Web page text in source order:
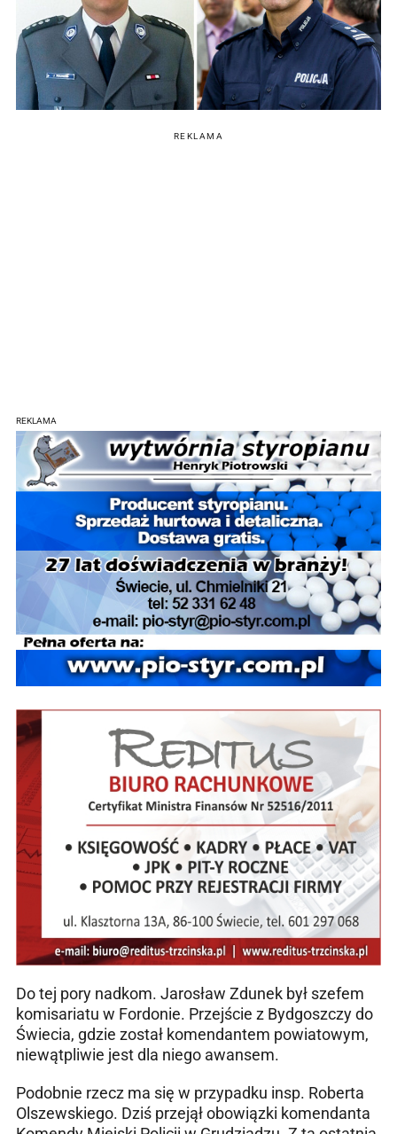
REKLAMA
REKLAMA
Do tej pory nadkom. Jarosław Zdunek był szefem
komisariatu w Fordonie. Przejście z Bydgoszczy do
Świecia, gdzie został komendantem powiatowym,
niewątpliwie jest dla niego awansem.
Podobnie rzecz ma się w przypadku insp. Roberta
Olszewskiego. Dziś przejął obowiązki komendanta